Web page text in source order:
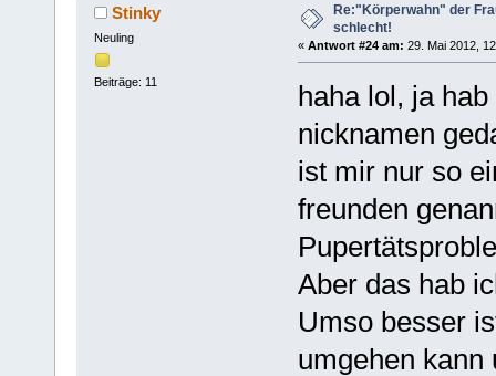
Stinky
Neuling
Beiträge: 11
Re:"Körperwahn" der
schlecht!
« Antwort #24 am: 29. Mai 2012,
haha lol, ja
nicknamen
ist mir nur so
freunden
Aber das hab
Umso besser
umgehen kann